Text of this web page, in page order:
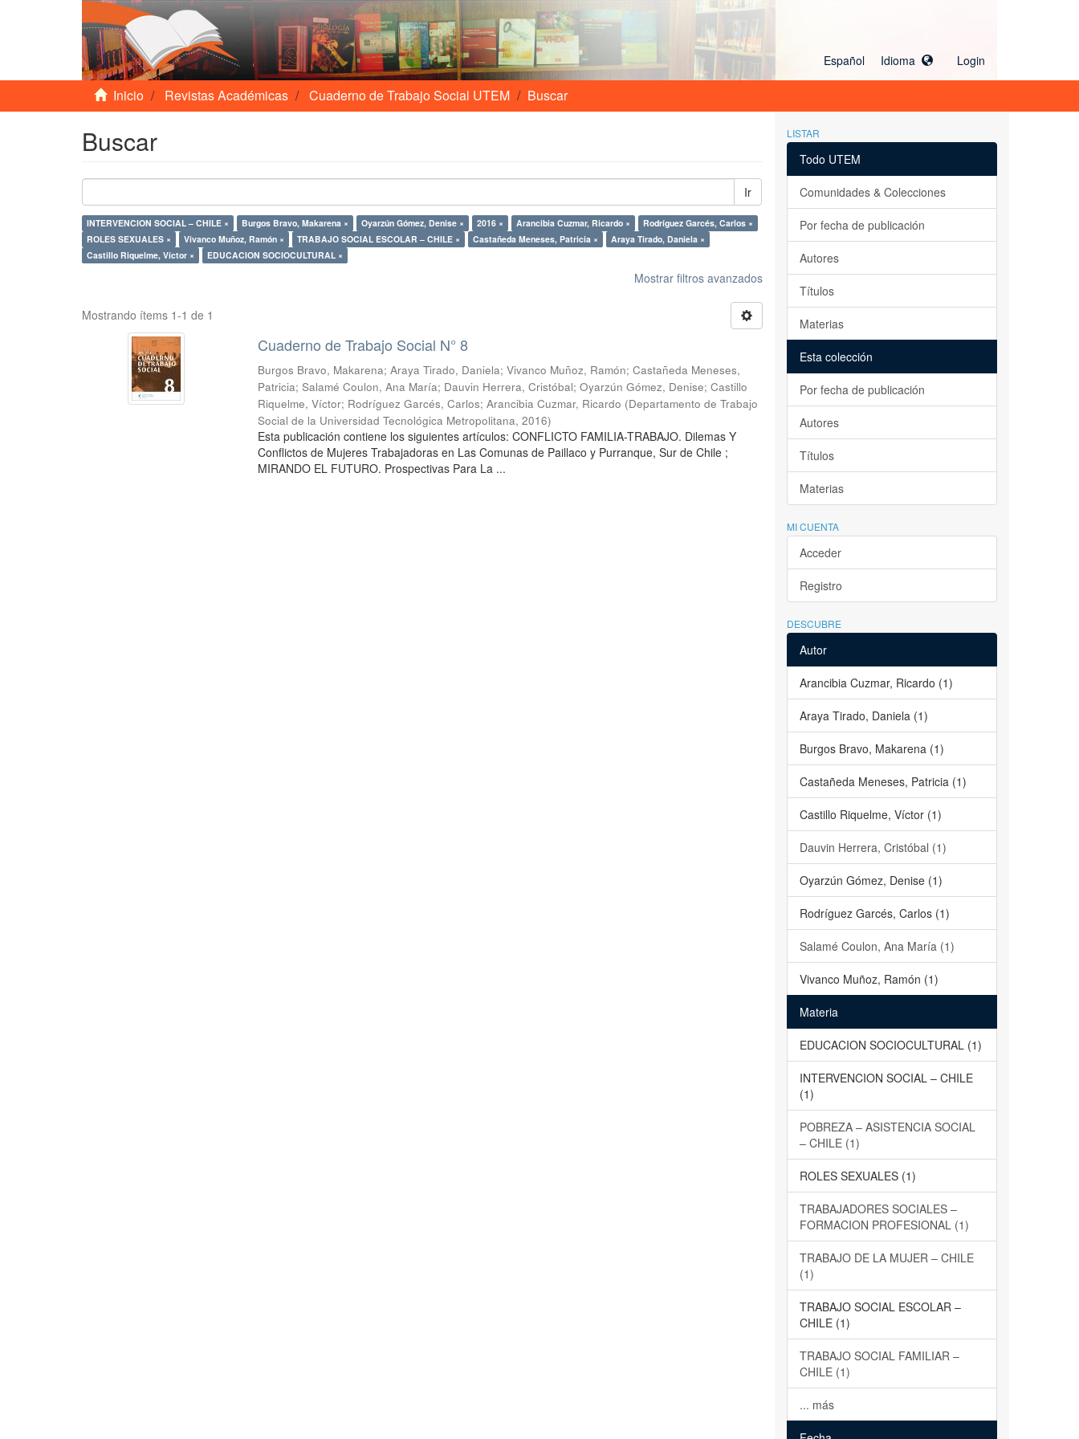
Español Idioma Login
Inicio Revistas Académicas Cuaderno de Trabajo Social UTEM Buscar
Buscar
Ir
INTERVENCION SOCIAL – CHILE × Burgos Bravo, Makarena × Oyarzún Gómez, Denise × 2016 × Arancibia Cuzmar, Ricardo ×
Rodríguez Garcés, Carlos ×
ROLES SEXUALES ×
Vivanco Muñoz, Ramón × TRABAJO SOCIAL ESCOLAR – CHILE × Castañeda Meneses, Patricia ×
Araya Tirado, Daniela ×
Castillo Riquelme, Víctor ×
EDUCACION SOCIOCULTURAL ×
Mostrar filtros avanzados
Mostrando ítems 1-1 de 1
Cuaderno de Trabajo Social N° 8
Burgos Bravo, Makarena;Araya Tirado, Daniela;Vivanco Muñoz, Ramón;Castañeda Meneses,
Patricia;Salamé Coulon, Ana María; Dauvin Herrera, Cristóbal;Oyarzún Gómez, Denise;Castillo
Riquelme, Víctor; Rodríguez Garcés, Carlos;Arancibia Cuzmar, Ricardo (Departamento de Trabajo
Social de la Universidad Tecnológica Metropolitana,2016)
Esta publicación contiene los siguientes artículos: CONFLICTO FAMILIA-TRABAJO. Dilemas Y
Conflictos de Mujeres Trabajadoras en Las Comunas de Paillaco y Purranque, Sur de Chile ;
MIRANDO EL FUTURO. Prospectivas Para La ...
LISTAR
Todo UTEM
Comunidades & Colecciones
Por fecha de publicación
Autores
Títulos
Materias
Esta colección
Por fecha de publicación
Autores
Títulos
Materias
MI CUENTA
Acceder
Registro
DESCUBRE
Autor
Arancibia Cuzmar, Ricardo (1)
Araya Tirado, Daniela (1)
Burgos Bravo, Makarena (1)
Castañeda Meneses, Patricia (1)
Castillo Riquelme, Víctor (1)
Dauvin Herrera, Cristóbal (1)
Oyarzún Gómez, Denise (1)
Rodríguez Garcés, Carlos (1)
Salamé Coulon, Ana María (1)
Vivanco Muñoz, Ramón (1)
Materia
EDUCACION SOCIOCULTURAL (1)
INTERVENCION SOCIAL – CHILE
(1)
POBREZA – ASISTENCIA SOCIAL
– CHILE (1)
ROLES SEXUALES (1)
TRABAJADORES SOCIALES –
FORMACION PROFESIONAL (1)
TRABAJO DE LA MUJER – CHILE
(1)
TRABAJO SOCIAL ESCOLAR –
CHILE (1)
TRABAJO SOCIAL FAMILIAR –
CHILE (1)
... más